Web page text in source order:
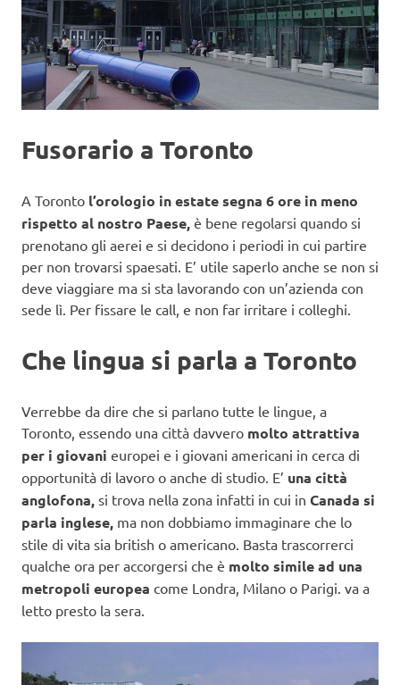
Fusorario a Toronto
A Toronto l’orologio in estate segna 6 ore in meno
rispetto al nostro Paese, è bene regolarsi quando si
prenotano gli aerei e si decidono i periodi in cui partire
per non trovarsi spaesati. E’ utile saperlo anche se non si
deve viaggiare ma si sta lavorando con un’azienda con
sede lì. Per fissare le call, e non far irritare i colleghi.
Che lingua si parla a Toronto
Verrebbe da dire che si parlano tutte le lingue, a
Toronto, essendo una città davvero molto attrattiva
per i giovani europei e i giovani americani in cerca di
opportunità di lavoro o anche di studio. E’ una città
anglofona, si trova nella zona infatti in cui in Canada si
parla inglese, ma non dobbiamo immaginare che lo
stile di vita sia british o americano. Basta trascorrerci
qualche ora per accorgersi che è molto simile ad una
metropoli europea come Londra, Milano o Parigi. va a
letto presto la sera.